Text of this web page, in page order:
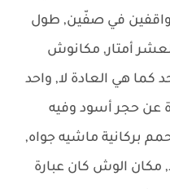
واقفين في صفّين, طول
أمتار, مكانوش
كما هي العادة لا, واحد
عن حجر أسود وفيه
بركانية ماشيه جواه,
الوش كان عبارة